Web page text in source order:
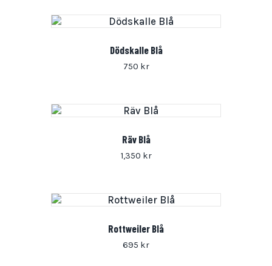
Dödskalle Blå
750 kr
Räv Blå
1,350 kr
Rottweiler Blå
695 kr